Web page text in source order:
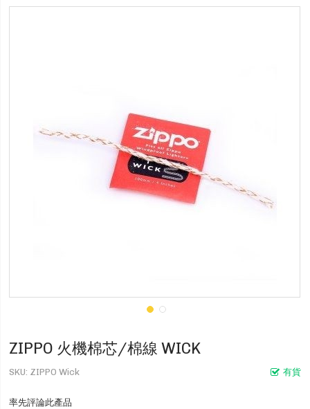
ZIPPO 火機棉芯/棉線 WICK
有貨
SKU ZIPPO Wick
率先評論此產品